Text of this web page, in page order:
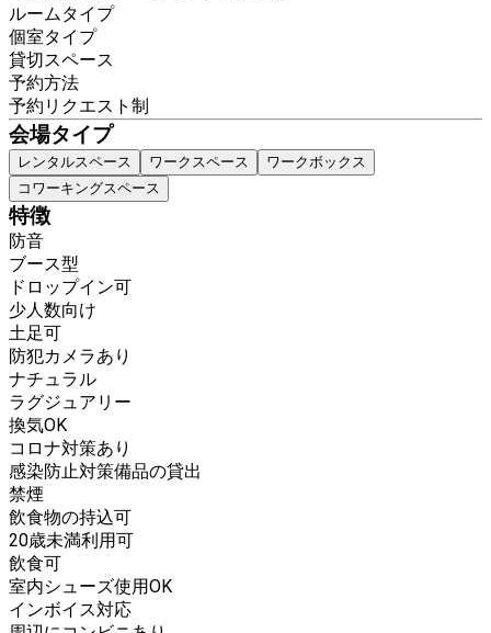
ルームタイプ
個室タイプ
貸切スペース
予約方法
予約リクエスト制
会場タイプ
レンタルスペース ワークスペース
ワークボックス
コワーキングスペース
特徴
防音
ブース型
ドロップイン可
少人数向け
土足可
防犯カメラあり
ナチュラル
ラグジュアリー
換気OK
コロナ対策あり
感染防止対策備品の貸出
禁煙
飲食物の持込可
20歳未満利用可
飲食可
室内シューズ使用OK
インボイス対応